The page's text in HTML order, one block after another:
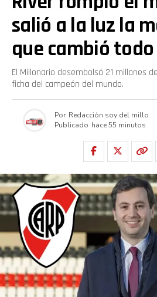
salió a la luz la
que cambió todo
El Millonario desembolsó 21 millones
ficha del campeón del mundo.
Por Redacción soy del millo
Publicado hace 55 minutos